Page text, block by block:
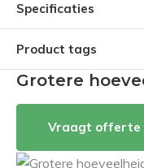
Specificaties
Product tags
Grotere
Vraagt offerte